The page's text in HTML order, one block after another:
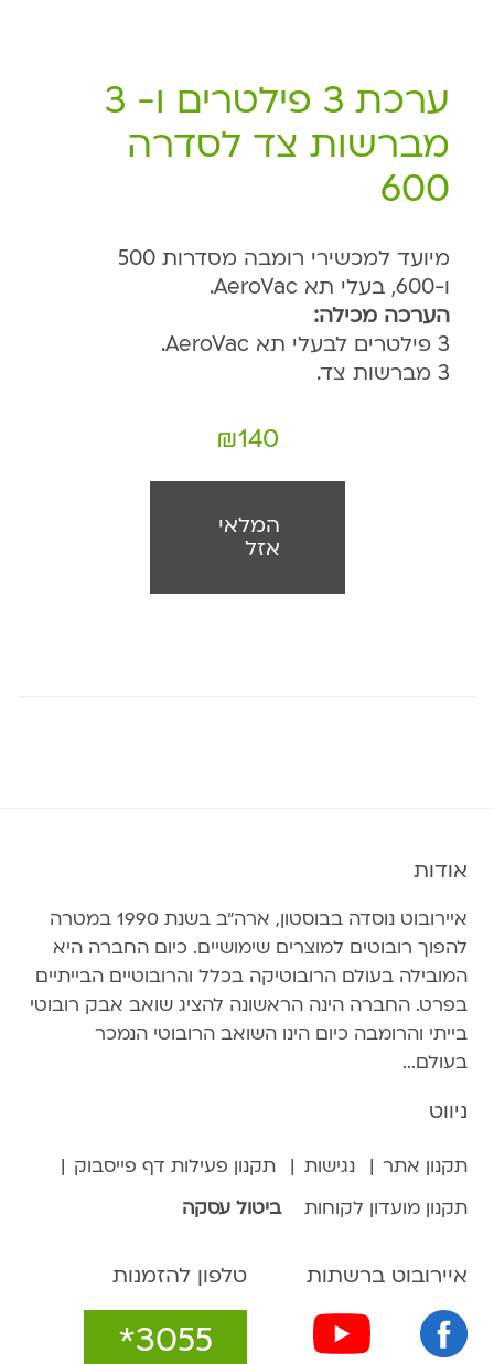
ערכת 3 פילטרים ו- 3
מברשות צד לסדרה
600
מיועד למכשירי רומבה מסדרות 500
ו-600, בעלי תא AeroVac.
הערכה מכילה:
3 פילטרים לבעלי תא AeroVac.
3 מברשות צד.
₪140
המלאי
אזל
אודות
איירובוט נוסדה בבוסטון, ארה״ב בשנת 1990 במטרה
להפוך רובוטים למוצרים שימושיים. כיום החברה היא
המובילה בעולם הרובוטיקה בכלל והרובוטיים הבייתיים
בפרט. החברה הינה הראשונה להציג שואב אבק רובוטי
בייתי והרומבה כיום הינו השואב הרובוטי הנמכר
בעולם...
ניווט
תקנון אתר נגישות
תקנון פעילות דף פייסבוק
תקנון מועדון לקוחות
ביטול עסקה
איירובוט ברשתות טלפון להזמנות
*3055